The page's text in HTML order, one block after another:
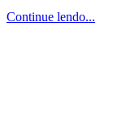
Continue lendo...